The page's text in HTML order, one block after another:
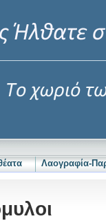
Λαογραφία-